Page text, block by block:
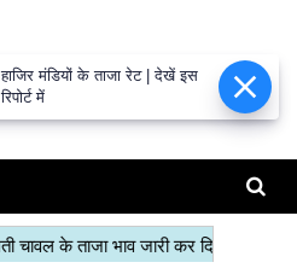
हाजिर मंडियों के ताजा रेट | देखें इस
रिपोर्ट में